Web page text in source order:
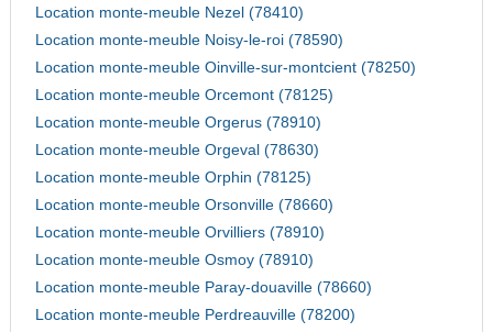
Location monte-meuble Nezel (78410)
Location monte-meuble Noisy-le-roi (78590)
Location monte-meuble Oinville-sur-montcient (78250)
Location monte-meuble Orcemont (78125)
Location monte-meuble Orgerus (78910)
Location monte-meuble Orgeval (78630)
Location monte-meuble Orphin (78125)
Location monte-meuble Orsonville (78660)
Location monte-meuble Orvilliers (78910)
Location monte-meuble Osmoy (78910)
Location monte-meuble Paray-douaville (78660)
Location monte-meuble Perdreauville (78200)